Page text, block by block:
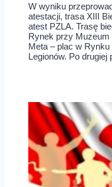
W wyniku
atestacji, trasa XIII
atest PZLA. Trasę
Rynek przy
Meta – plac w
Legionów. Po drugiej